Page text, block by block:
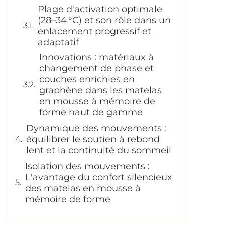
Plage d'activation optimale
(28–34 °C) et son rôle dans un
enlacement progressif et
adaptatif
Innovations : matériaux à
changement de phase et
couches enrichies en
graphène dans les matelas
en mousse à mémoire de
forme haut de gamme
Dynamique des mouvements :
équilibrer le soutien à rebond
lent et la continuité du sommeil
Isolation des mouvements :
L'avantage du confort silencieux
des matelas en mousse à
mémoire de forme